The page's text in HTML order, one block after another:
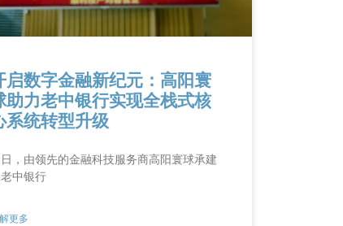
启数字金融新纪元：高阳寰
助力老中银行实现全栈式核
系统转型升级
，由领先的金融科技服务商高阳寰球承建
中银行
更多